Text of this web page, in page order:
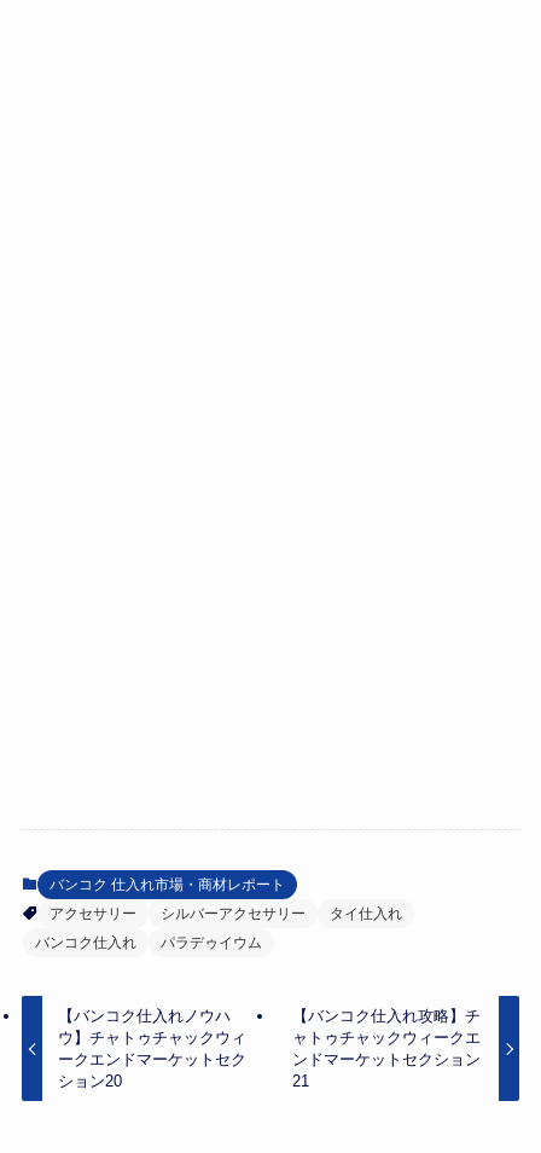
バンコク 仕入れ市場・商材レポート
アクセサリー
シルバーアクセサリー
タイ仕入れ
バンコク仕入れ
パラデゥイウム
【バンコク仕入れノウハ
ウ】チャトゥチャックウィ
ークエンドマーケットセク
ション20
【バンコク仕入れ攻略】チ
ャトゥチャックウィークエ
ンドマーケットセクション
21